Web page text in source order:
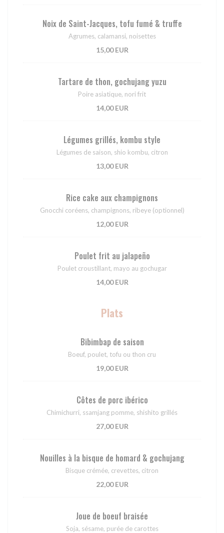
Noix de Saint-Jacques, tofu fumé & truffe
Agrumes, calamansi, noisettes
15,00 EUR
Tartare de thon, gochujang yuzu
Poire asiatique, nori frit
14,00 EUR
Légumes grillés, kombu style
Légumes de saison, shio kombu, citron
13,00 EUR
Rice cake aux champignons
Gnocchi coréens, champignons, ribeye (optionnel)
12,00 EUR
Poulet frit au jalapeño
Poulet croustillant, mayo au gochugar
14,00 EUR
Plats
Bibimbap de saison
Boeuf, poulet, tofu ou thon cru
19,00 EUR
Côtes de porc ibérico
Chimichurri, ssamjang pomme, shishito grillés
27,00 EUR
Nouilles à la bisque de homard & gochujang
Bisque crémée, crevettes, citron
22,00 EUR
Joue de boeuf braisée
Soja, sésame, purée de carottes